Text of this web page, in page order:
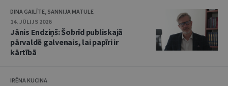
DINA GAILĪTE, SANNIJA MATULE
14. JŪLIJS 2026
Jānis Endziņš: Šobrīd publiskajā
pārvaldē galvenais, lai papīri ir
kārtībā
IRĒNA KUCINA